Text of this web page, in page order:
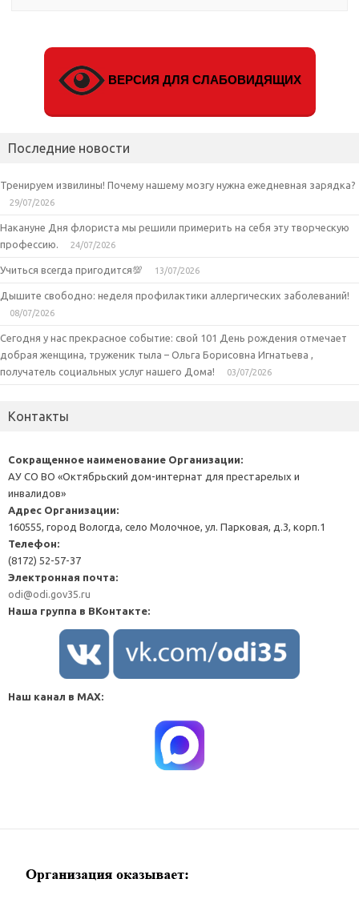
ВЕРСИЯ ДЛЯ СЛАБОВИДЯЩИХ
Последние новости
Тренируем извилины! Почему нашему мозгу нужна ежедневная зарядка?
29/07/2026
Накануне Дня флориста мы решили примерить на себя эту творческую
профессию.
24/07/2026
Учиться всегда пригодится💯 13/07/2026
Дышите свободно: неделя профилактики аллергических заболеваний!
08/07/2026
Сегодня у нас прекрасное событие: свой 101 День рождения отмечает
добрая женщина, труженик тыла – Ольга Борисовна Игнатьева ,
получатель социальных услуг нашего Дома!
03/07/2026
Контакты
Сокращенное наименование Организации:
АУ СО ВО «Октябрьский дом-интернат для престарелых и
инвалидов»
Адрес Организации:
160555, город Вологда, село Молочное, ул. Парковая, д.3, корп.1
Телефон:
(8172) 52-57-37
Электронная почта:
odi@odi.gov35.ru
Наша группа в ВКонтакте:
Наш канал в MAX: